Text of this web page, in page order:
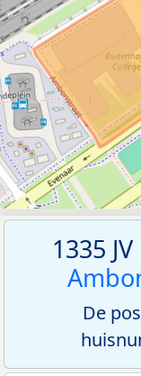
1335
De